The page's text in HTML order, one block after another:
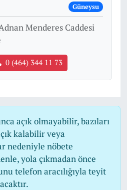
Güneysu
Menderes Caddesi
0 (464) 344 11 73
açık olmayabilir, bazıları
kalabilir veya
nedeniyle nöbete
yola çıkmadan önce
telefon aracılığıyla teyit